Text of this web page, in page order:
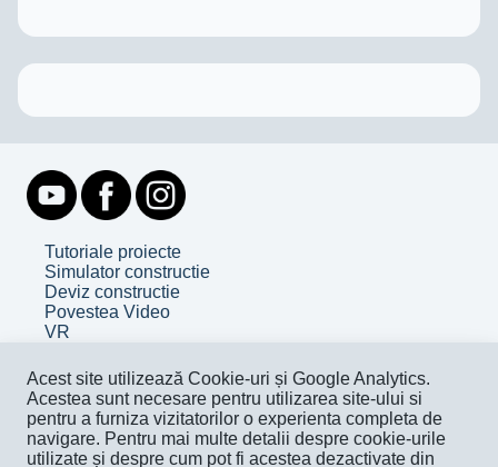
Tutoriale proiecte
Simulator constructie
Deviz constructie
Povestea Video
VR
Despre noi
Contact
Facebook
Youtube
Acest site utilizează Cookie-uri și Google Analytics.
Acestea sunt necesare pentru utilizarea site-ului si
pentru a furniza vizitatorilor o experienta completa de
navigare. Pentru mai multe detalii despre cookie-urile
utilizate și despre cum pot fi acestea dezactivate din